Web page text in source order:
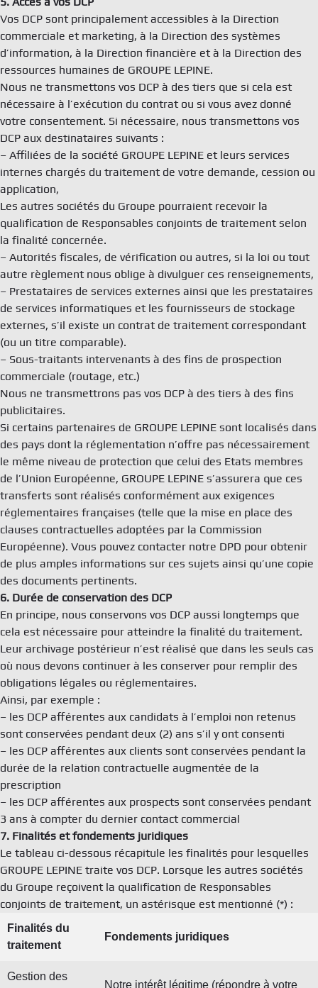
Vos DCP sont principalement accessibles à la Direction
commerciale et marketing, à la Direction des systèmes
d’information, à la Direction financière et à la Direction des
ressources humaines de GROUPE LEPINE.
Nous ne transmettons vos DCP à des tiers que si cela est
nécessaire à l’exécution du contrat ou si vous avez donné
votre consentement. Si nécessaire, nous transmettons vos
DCP aux destinataires suivants :
– Affiliées de la société GROUPE LEPINE et leurs services
internes chargés du traitement de votre demande, cession ou
application,
Les autres sociétés du Groupe pourraient recevoir la
qualification de Responsables conjoints de traitement selon
la finalité concernée.
– Autorités fiscales, de vérification ou autres, si la loi ou tout
autre règlement nous oblige à divulguer ces renseignements,
– Prestataires de services externes ainsi que les prestataires
de services informatiques et les fournisseurs de stockage
externes, s’il existe un contrat de traitement correspondant
(ou un titre comparable).
– Sous-traitants intervenants à des fins de prospection
commerciale (routage, etc.)
Nous ne transmettrons pas vos DCP à des tiers à des fins
publicitaires.
Si certains partenaires de GROUPE LEPINE sont localisés dans
des pays dont la réglementation n’offre pas nécessairement
le même niveau de protection que celui des Etats membres
de l’Union Européenne, GROUPE LEPINE s’assurera que ces
transferts sont réalisés conformément aux exigences
réglementaires françaises (telle que la mise en place des
clauses contractuelles adoptées par la Commission
Européenne). Vous pouvez contacter notre DPD pour obtenir
de plus amples informations sur ces sujets ainsi qu’une copie
des documents pertinents.
6. Durée de conservation des DCP
En principe, nous conservons vos DCP aussi longtemps que
cela est nécessaire pour atteindre la finalité du traitement.
Leur archivage postérieur n’est réalisé que dans les seuls cas
où nous devons continuer à les conserver pour remplir des
obligations légales ou réglementaires.
Ainsi, par exemple :
– les DCP afférentes aux candidats à l’emploi non retenus
sont conservées pendant deux (2) ans s’il y ont consenti
– les DCP afférentes aux clients sont conservées pendant la
durée de la relation contractuelle augmentée de la
prescription
– les DCP afférentes aux prospects sont conservées pendant
3 ans à compter du dernier contact commercial
7. Finalités et fondements juridiques
Le tableau ci-dessous récapitule les finalités pour lesquelles
GROUPE LEPINE traite vos DCP. Lorsque les autres sociétés
du Groupe reçoivent la qualification de Responsables
conjoints de traitement, un astérisque est mentionné (*) :
Finalités du
traitement
Fondements juridiques
Gestion des
Notre intérêt légitime (répondre à votre